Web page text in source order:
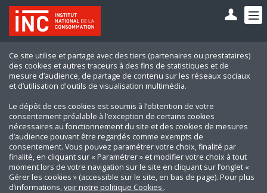
Ce site utilise et partage avec des tiers (partenaires ou prestataires)
des cookies et autres traceurs à des fins de statistiques et de
mesure d’audience, de partage de contenu sur les réseaux sociaux
et d’utilisation d'outils de visualisation multimédia.
Le dépôt de ces cookies est soumis à l’obtention de votre
consentement préalable à l’exception de certains cookies
nécessaires au fonctionnement du site et des cookies de mesures
d’audience pouvant être regardés comme exempts de
consentement. Vous pouvez paramétrer votre choix, finalité par
finalité, en cliquant sur « Paramétrer » et modifier votre choix à tout
moment lors de votre navigation sur le site en cliquant sur l’onglet «
Gérer les cookies » (accessible sur le site, en bas de page). Pour plus
d’informations,voir notre politique Cookies .